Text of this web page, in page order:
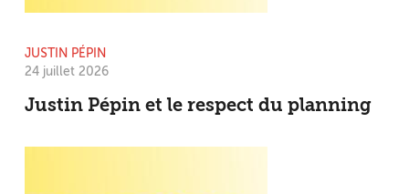
JUSTIN PÉPIN
24 juillet 2026
Justin Pépin et le respect du planning